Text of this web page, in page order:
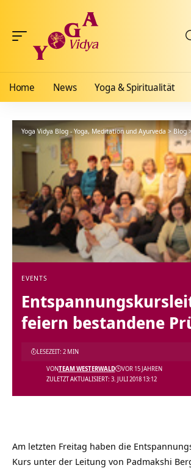
Home News Yoga & Spiritualität
Yoga Vidya Blog - Yoga, Meditation und Ayurveda>Blog
EVENTS
feiern bestandene
ZULETZT AKTUALISIERT: 3. JULI 2018 13:12
VONTEAM WESTERWALD VOR 15 JAHREN
LESEZEIT: 2 MIN
Am letzten Freitag haben die
Kurs unter der Leitung von Padmakshi